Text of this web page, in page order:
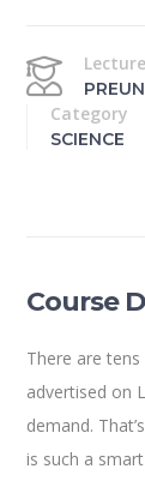
Category
SCIENCE
Course
There are
advertised on
demand.
is such a